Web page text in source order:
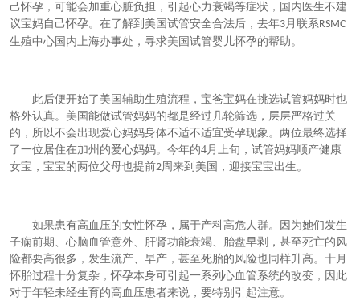
己怀孕，可能会加重心脏负担，引起心力衰竭等症状，国内医生不建
议宝妈自己怀孕。在了解到美国试管安全合法后，去年3月联系RSMC
生殖中心国内上海办事处，寻求美国试管婴儿怀孕的帮助。
此后便开始了美国辅助生殖流程，宝爸宝妈在挑选试管妈妈时也
格外认真。美国能做试管妈妈的都是经过几轮筛选，层层严格过关
的，所以不会出现爱心妈妈身体不适不适宜受孕现象。两位最终选择
了一位居住在加州的爱心妈妈。今年的4月上旬，试管妈妈顺产健康
女宝，宝宝的两位父母也提前2周来到美国，迎接宝宝出生。
如果患有高血压的女性怀孕，属于产科高危人群。因为她们发生
子痫前期、心脑血管意外、肝肾功能衰竭、胎盘早剥，甚至死亡的风
险都要高很多，发生流产、早产，甚至死胎的风险也同样升高。十月
怀胎过程十分复杂，怀孕本身可引起一系列心血管系统的改变，因此
对于年轻未经生育的高血压患者来说，要特别引起注意。